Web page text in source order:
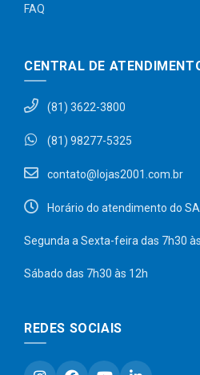
FAQ
CENTRAL DE
(81) 3622-3800
(81) 98277-5325
contato@lojas2001.com.br
Horário do atendimento do
Segunda a Sexta-feira das 7h30
Sábado das 7h30 às 12h
REDES SOCIAIS